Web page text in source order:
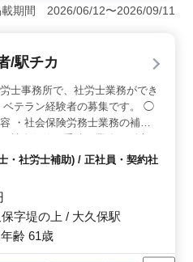
ども含まれます。土木工事
されていますので、安心し
与と福利厚生＞ 年収は
手当は全額支給されます。
、年間休日は土日祝日を含
夏季休暇や年末年始、GWも
ークライフバランスも充実
環境＞ 単身用宿舎の準
の応募者も安心してご応募
日本国内では官公庁を始
載期間 2026/06/12〜2026/09/11
/駅チカ
士事務所で、社労士業務ができ
ベテラン経験者の募集です。 ◯
・社会保険労務士業務の補助
務相談業務 完全週休2日制、
を発揮して頂ける方、ぜひご応
・社労士補助) / 正社員・契約社
字堤の上 / 大久保駅
齢 61歳